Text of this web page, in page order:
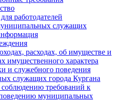
работодателей
служащих
расходах, об имуществе и
имущественного характера
и служебного поведения
служащих города Кургана
требований к
муниципальных